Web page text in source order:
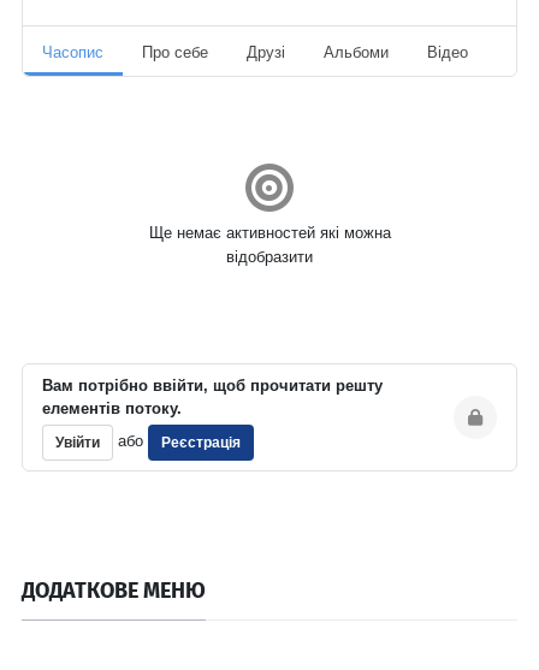
Часопис Про себе Друзі Альбоми Відео
Ще немає активностей які можна
відобразити
Вам потрібно ввійти, щоб прочитати решту
елементів потоку.
Увійти або Реєстрація
ДОДАТКОВЕ МЕНЮ